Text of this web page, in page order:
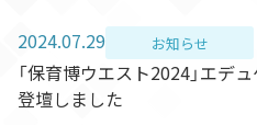
2024.07.29 お知らせ
「保育博ウエスト2024」エデ
登壇しました